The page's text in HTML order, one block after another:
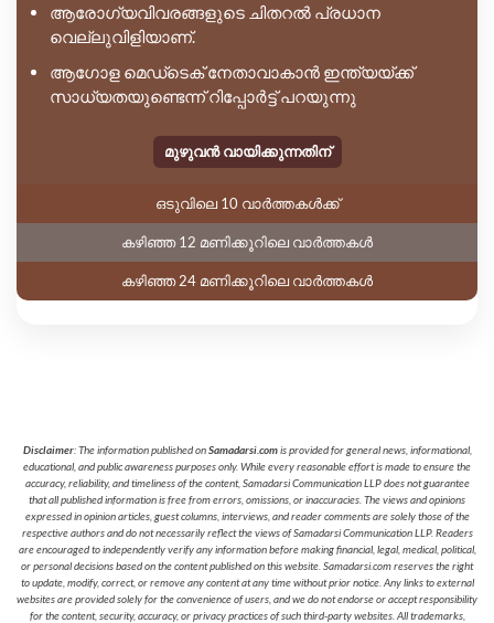
ആരോഗ്യവിവരങ്ങളുടെ ചിതറൽ പ്രധാന
വെല്ലുവിളിയാണ്.
ആഗോള മെഡ്ടെക് നേതാവാകാൻ ഇന്ത്യയ്ക്ക്
സാധ്യതയുണ്ടെന്ന് റിപ്പോർട്ട് പറയുന്നു
മുഴുവൻ വായിക്കുന്നതിന്
ഒടുവിലെ 10 വാർത്തകൾക്ക്
കഴിഞ്ഞ 12 മണിക്കൂറിലെ വാർത്തകൾ
കഴിഞ്ഞ 24 മണിക്കൂറിലെ വാർത്തകൾ
Disclaimer: The information published onSamadarsi.comis provided for general news, informational,
educational, and public awareness purposes only. While every reasonable effort is made to ensure the
accuracy, reliability, and timeliness of the content, Samadarsi Communication LLP does not guarantee
that all published information is free from errors, omissions, or inaccuracies. The views and opinions
expressed in opinion articles, guest columns, interviews, and reader comments are solely those of the
respective authors and do not necessarily reflect the views of Samadarsi Communication LLP. Readers
are encouraged to independently verify any information before making financial, legal, medical, political,
or personal decisions based on the content published on this website. Samadarsi.com reserves the right
to update, modify, correct, or remove any content at any time without prior notice. Any links to external
websites are provided solely for the convenience of users, and we do not endorse or accept responsibility
for the content, security, accuracy, or privacy practices of such third-party websites. All trademarks,